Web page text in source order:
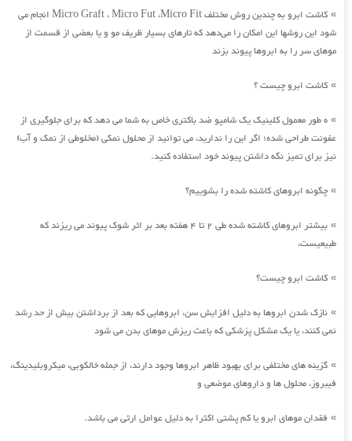
»
کاشت ابرو به چندین روش مختلف Micro Graft ، Micro Fut ،Micro Fit انجام می
شود این روشها این امکان را می‌دهد که تارهای بسیار ظریف مو و یا بعضی از قسمت از
موهای سر را به ابروها پیوند بزند
» کاشت ابرو چیست ؟
» ه طور معمول کلینیک یک شامپو ضد باکتری خاص به شما می دهد که برای جلوگیری از
عفونت طراحی شده؛ اگر این را ندارید، می توانید از محلول نمکی (مخلوطی از نمک و آب)
نیز برای تمیز نگه داشتن پیوند خود استفاده کنید.
» چگونه ابروهای کاشته شده را بشوییم؟
»
بیشتر ابروهای کاشته شده طی 2 تا 4 هفته بعد بر اثر شوک پیوند می ریزند که
طبیعیست،
» کاشت ابرو چیست؟
» نازک شدن ابروها به دلیل افزایش سن، ابروهایی که بعد از برداشتن بیش از حد رشد
نمی کنند، یا یک مشکل پزشکی که باعث ریزش موهای بدن می شود
» گزینه های مختلفی برای بهبود ظاهر ابروها وجود دارند، از جمله خالکوبی، میکروبلیدینگ،
فیبروز، محلول ها و داروهای موضعی و
» فقدان موهای ابرو یا کم پشتی اکثرا به دلیل عوامل ارثی می باشد.